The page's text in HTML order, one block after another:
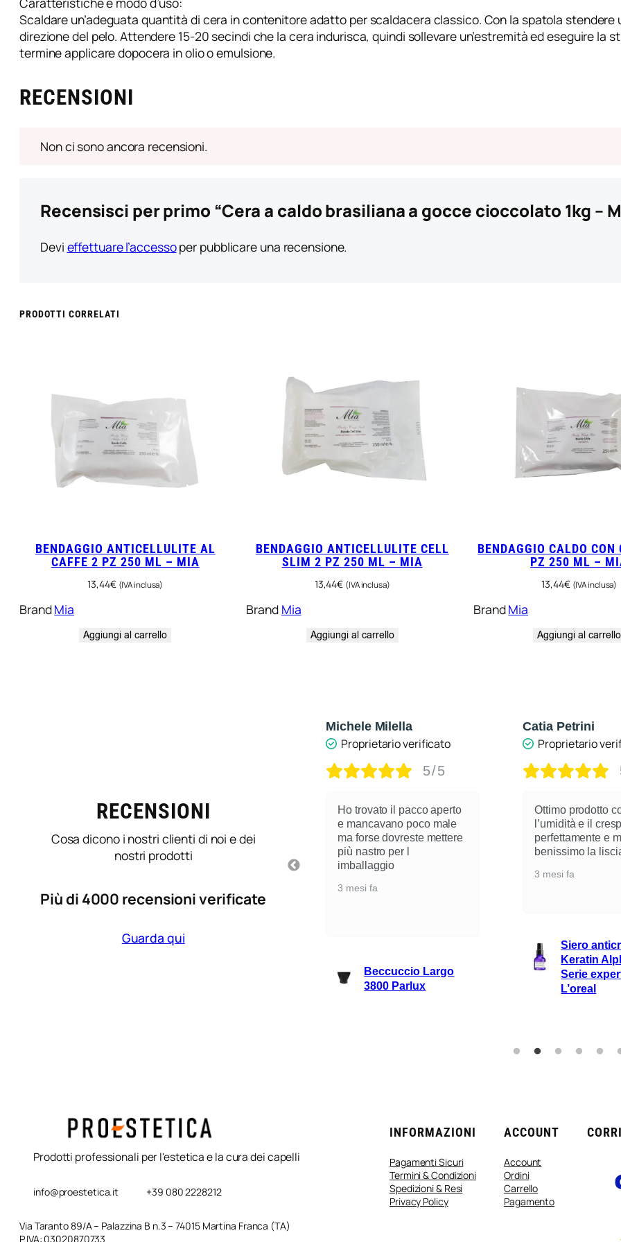
o
c
c
t
1
u
à
Scaldare un’adeguata quantità di cera in contenitore adatto per scaldacera classico. Con la spatola
direzione del pelo. Attendere 15-20 secindi che la cera indurisca, quindi sollevare un’estremità ed eseguire la
termine applicare dopocera in olio o emulsione.
RECENSIONI
Non ci sono ancora recensioni.
Recensisci per primo “Cera a caldo brasiliana a gocce cioccolato 1kg –
Devi effettuare l’accessoper pubblicare una recensione.
PRODOTTI CORRELATI
BENDAGGIO ANTICELLULITE AL
CAFFE 2 PZ 250 ML – MIA
13,44€ (IVA inclusa)
BrandMia
Aggiungi al carrello
BENDAGGIO ANTICELLULITE CELL
SLIM 2 PZ 250 ML – MIA
13,44€ (IVA inclusa)
Brand Mia
Aggiungi al carrello
BENDAGGIO CALDO CON
PZ 250 ML –
13,44€ (IVA inclusa)
BrandMia
Aggiungi al carrello
RECENSIONI
Cosa dicono i nostri clienti di noi e dei
nostri prodotti
Più di 4000 recensioni verificate
Guarda qui
per il
Prima volta che uso
questo prodotto
parrucchiere e mi sono
trovata molto bene, lascia i
3 mesi fa
Shampoo ricarica per
Michele Milella
Proprietario verificato
5/5
Ho trovato il pacco aperto
e mancavano poco male
ma forse dovreste mettere
più nastro per l
imballaggio
3 mesi fa
Beccuccio Largo
3800 Parlux
Catia Petrini
Proprietario
Ottimo prodotto
l’umidità e il
perfettamente e
benissimo la
3 mesi fa
Siero
Keratin
Serie
L’oreal
Prodotti professionali per l'estetica e la cura dei capelli
info@proestetica.it +39 080 2228212
Via Taranto 89/A – Palazzina B n.3 – 74015 Martina Franca (TA)
P.IVA: 03020870733
INFORMAZIONI
Pagamenti Sicuri
Termini & Condizioni
Spedizioni & Resi
Privacy Policy
ACCOUNT
Account
Ordini
Carrello
Pagamento